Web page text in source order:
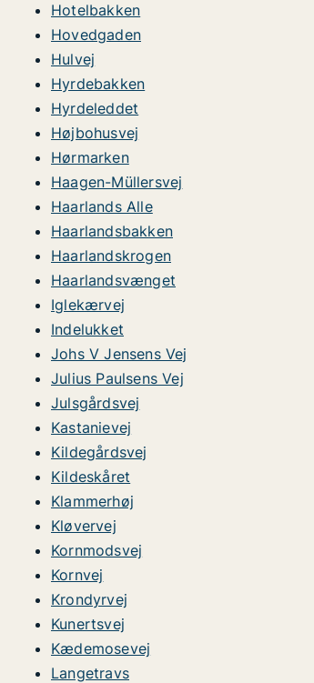
Hotelbakken
Hovedgaden
Hulvej
Hyrdebakken
Hyrdeleddet
Højbohusvej
Hørmarken
Haagen-Müllersvej
Haarlands Alle
Haarlandsbakken
Haarlandskrogen
Haarlandsvænget
Iglekærvej
Indelukket
Johs V Jensens Vej
Julius Paulsens Vej
Julsgårdsvej
Kastanievej
Kildegårdsvej
Kildeskåret
Klammerhøj
Kløvervej
Kornmodsvej
Kornvej
Krondyrvej
Kunertsvej
Kædemosevej
Langetravs